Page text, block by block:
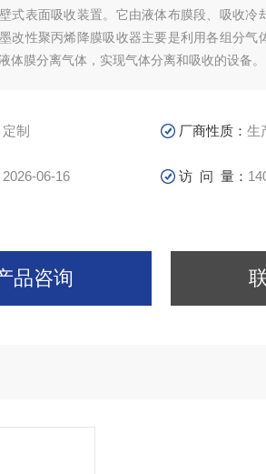
式表面吸收装置。它由液体布膜段、吸收冷
改性聚丙烯降膜吸收器主要是利用各组分气
体膜分离气体，实现气体分离和吸收的设备。
定制 厂商性质：生
2026-06-16 访 问 量：
品咨询